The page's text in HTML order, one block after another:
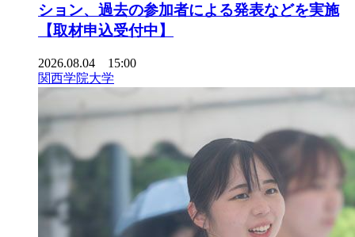
ション、過去の参加者による発表などを実施
【取材申込受付中】
2026.08.04 15:00
関西学院大学